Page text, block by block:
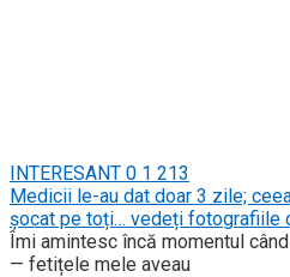
INTERESANT 0 1 213
Medicii le-au dat doar 3 zile;
șocat pe toți… vedeți fotografiile
Îmi amintesc încă momentul
— fetițele mele aveau